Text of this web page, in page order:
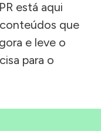
está aqui
que
e leve o
para o